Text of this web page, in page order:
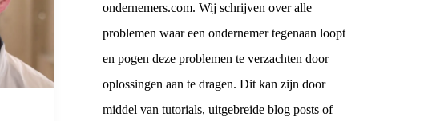
ondernemers.com. Wij schrijven over alle
problemen waar een ondernemer tegenaan loopt
en pogen deze problemen te verzachten door
oplossingen aan te dragen. Dit kan zijn door
middel van tutorials, uitgebreide blog posts of